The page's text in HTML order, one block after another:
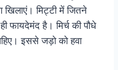
खिलाएं। मिट्टी में जितने
फायदेमंद है। मिर्च की पौधे
इससे जड़ो को हवा